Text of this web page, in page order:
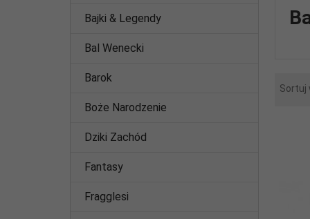
Bajki & Legendy
Bal Wenecki
Barok
Boże Narodzenie
Dziki Zachód
Fantasy
Fragglesi
Sortuj